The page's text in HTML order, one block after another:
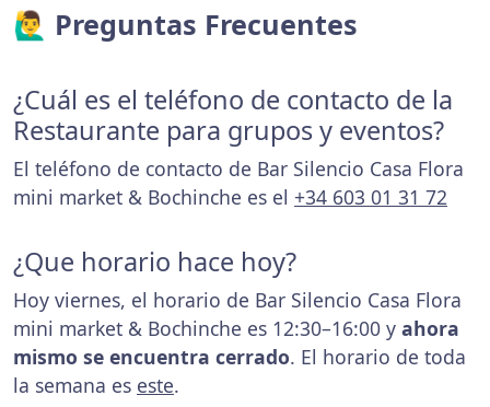
🙋‍♂️ Preguntas Frecuentes
¿Cuál es el teléfono de contacto de la
Restaurante para grupos y eventos?
El teléfono de contacto de Bar Silencio Casa Flora
mini market & Bochinche es el +34 603 01 31 72
¿Que horario hace hoy?
Hoy viernes, el horario de Bar Silencio Casa Flora
mini market & Bochinche es 12:30–16:00 y ahora
mismo se encuentra cerrado. El horario de toda
la semana es este.